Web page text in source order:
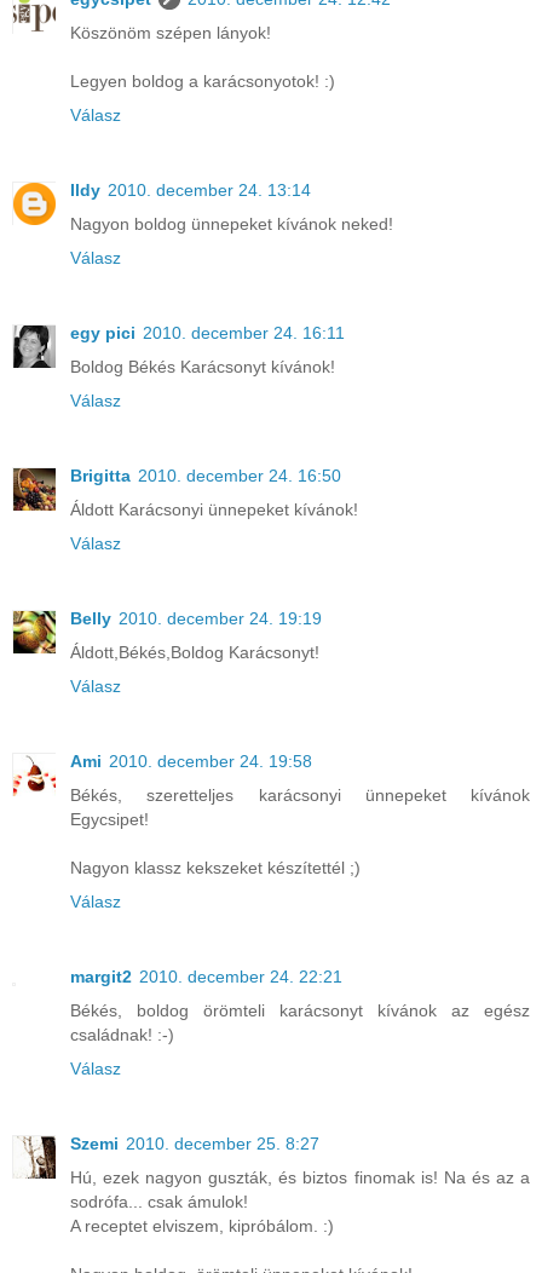
Köszönöm szépen lányok!
Legyen boldog a karácsonyotok! :)
Válasz
Ildy 2010. december 24. 13:14
Nagyon boldog ünnepeket kívánok neked!
Válasz
egy pici 2010. december 24. 16:11
Boldog Békés Karácsonyt kívánok!
Válasz
Brigitta 2010. december 24. 16:50
Áldott Karácsonyi ünnepeket kívánok!
Válasz
Belly 2010. december 24. 19:19
Áldott,Békés,Boldog Karácsonyt!
Válasz
Ami 2010. december 24. 19:58
Békés, szeretteljes karácsonyi ünnepeket kívánok
Egycsipet!
Nagyon klassz kekszeket készítettél ;)
Válasz
margit2 2010. december 24. 22:21
Békés, boldog örömteli karácsonyt kívánok az egész
családnak! :-)
Válasz
Szemi 2010. december 25. 8:27
Hú, ezek nagyon guszták, és biztos finomak is! Na és az a
sodrófa... csak ámulok!
A receptet elviszem, kipróbálom. :)